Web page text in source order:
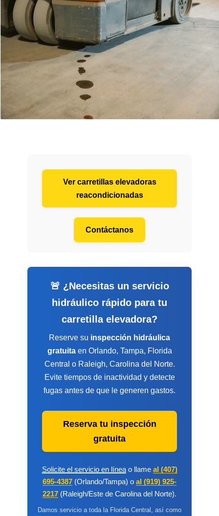
Ver carretillas elevadoras
reacondicionadas
Contáctanos
🚨 ¿Necesitas un servicio
hidráulico rápido para tu
carretilla elevadora?
Reserve su inspección hidráulica
gratuitaen Orlando, Tampa, Florida
Central o Raleigh, Carolina del Norte.
Evite tiempos de inactividad y detecte
fugas antes de que le generen gastos.
Reserva tu inspección
gratuita
Solicite el servicio en líneao llame al (407)
695-4387 (Orlando/Tampa) o al (919) 925-
2217 (Raleigh/Este de Carolina del Norte).
Damos servicio a toda la Florida Central, así como